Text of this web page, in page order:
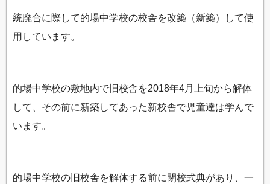
統廃合に際して的場中学校の校舎を改築（新築）して使
用しています。
的場中学校の敷地内で旧校舎を2018年4月上旬から解体
して、その前に新築してあった新校舎で児童達は学んで
います。
的場中学校の旧校舎を解体する前に閉校式典があり、一